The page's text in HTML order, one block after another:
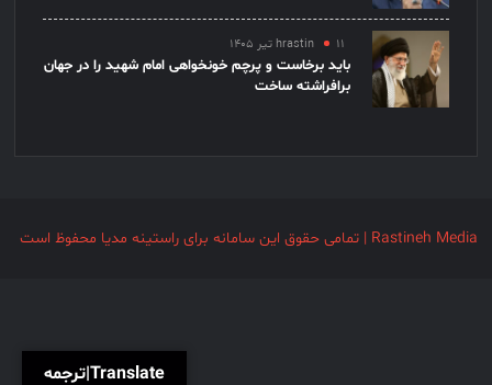
hrastin ۱۱ تیر ۱۴۰۵
باید برخاست و پرچم خونخواهی امام شهید را در جهان
برافراشته ساخت
Rastineh Media | تمامی حقوق این سامانه برای راستینه مدیا محفوظ است
Translate|ترجمه